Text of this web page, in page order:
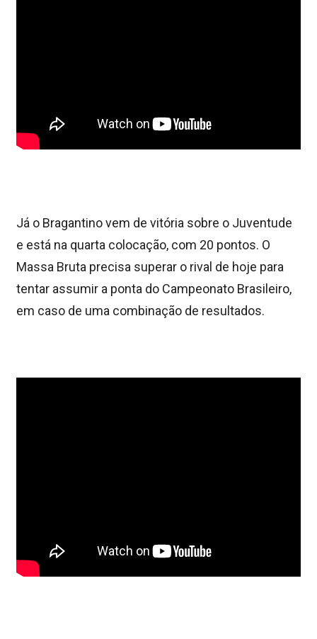
Já o Bragantino vem de vitória sobre o Juventude
e está na quarta colocação, com 20 pontos. O
Massa Bruta precisa superar o rival de hoje para
tentar assumir a ponta do Campeonato Brasileiro,
em caso de uma combinação de resultados.